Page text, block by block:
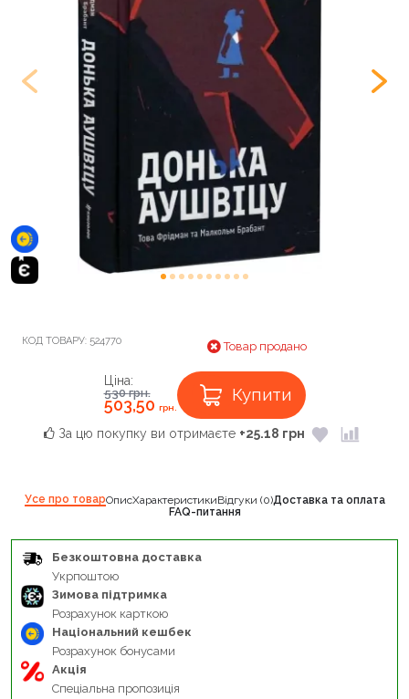
КОД ТОВАРУ: 524770 Товар продано
Ціна:
530грн.
503,50 грн.
Купити
За цю покупку ви отримаєте +25.18 грн
Усе про товарОписХарактеристикиВідгуки (0)Доставка та оплата
FAQ-питання
Безкоштовна доставка
Укрпоштою
Зимова підтримка
Розрахунок карткою
Національний кешбек
Розрахунок бонусами
Акція
Спеціальна пропозиція